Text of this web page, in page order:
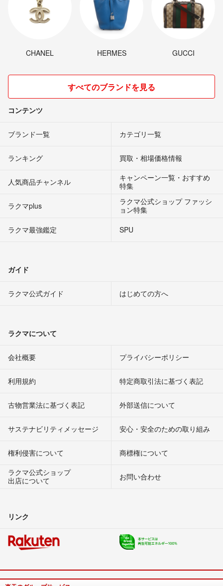
CHANEL HERMES GUCCI
すべてのブランドを見る
コンテンツ
ブランド一覧 カテゴリ一覧
ランキング 買取・相場価格情報
人気商品チャンネル
キャンペーン一覧・おすすめ
特集
ラクマplus
ラクマ公式ショップ ファッシ
ョン特集
ラクマ最強鑑定
SPU
ガイド
ラクマ公式ガイド はじめての方へ
ラクマについて
会社概要 プライバシーポリシー
利用規約 特定商取引法に基づく表記
古物営業法に基づく表記 外部送信について
サステナビリティメッセージ 安心・安全のための取り組み
権利侵害について
商標権について
ラクマ公式ショップ
出店について
お問い合わせ
リンク